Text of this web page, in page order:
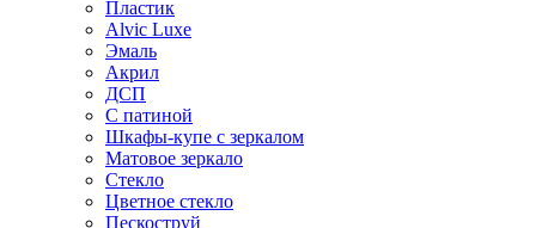
Пластик
Alvic Luxe
Эмаль
Акрил
ДСП
С патиной
Шкафы-купе с зеркалом
Матовое зеркало
Стекло
Цветное стекло
Пескоструй